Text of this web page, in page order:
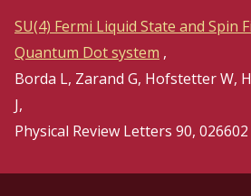
SU(4) Fermi Liquid State and Spin
Quantum Dot system ,
Borda L, Zarand G, Hofstetter W,
J,
Physical Review Letters 90, 026602